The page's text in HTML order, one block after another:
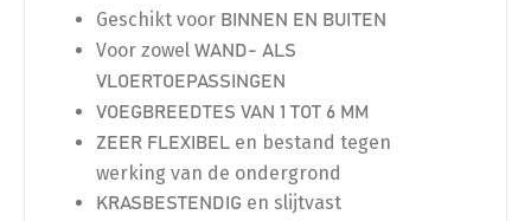
Geschikt voor BINNEN EN BUITEN
Voor zowel WAND- ALS
VLOERTOEPASSINGEN
VOEGBREEDTES VAN 1 TOT 6 MM
ZEER FLEXIBEL en bestand tegen
werking van de ondergrond
KRASBESTENDIG en slijtvast